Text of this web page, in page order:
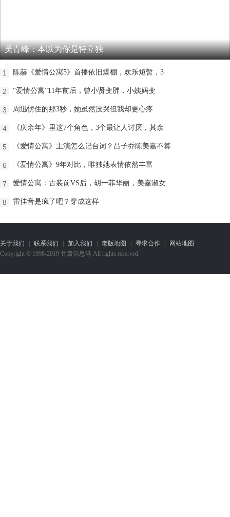
吴青峰：本以为你是特立独
1 陈赫《爱情公寓5》首播依旧爆棚，欢乐短暂，3
2 “爱情公寓”11年前后，曾小贤变胖，小姨妈变
3 周迅愣住的那3秒，她虽然没哭但我却更心疼
4 《庆余年》里这7个角色，3个最让人讨厌，其余
5 《爱情公寓》主演怎么记台词？吕子乔陈美嘉不算
6 《爱情公寓》9年对比，唯独她表情依然丰富
7 爱情公寓：古装前VS后，胡一菲华丽，美嘉淑女
8 雷佳音是疯了吧？穿成这样
关于我们 | 联系我们 | 加入我们 | 老版地图 | 寻求合作 |
网站地图
Copyright © 1998-2019 甘肃信息港 All rights reserved.